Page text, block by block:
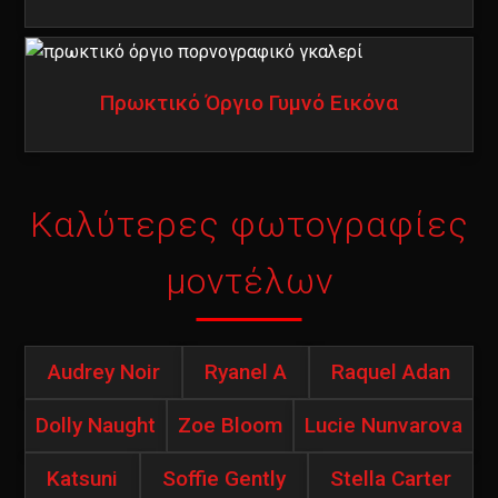
Πρωκτικό Όργιο Γυμνό Εικόνα
Καλύτερες φωτογραφίες
μοντέλων
Audrey Noir Ryanel A Raquel Adan
Dolly Naught Zoe Bloom Lucie Nunvarova
Katsuni Soffie Gently Stella Carter